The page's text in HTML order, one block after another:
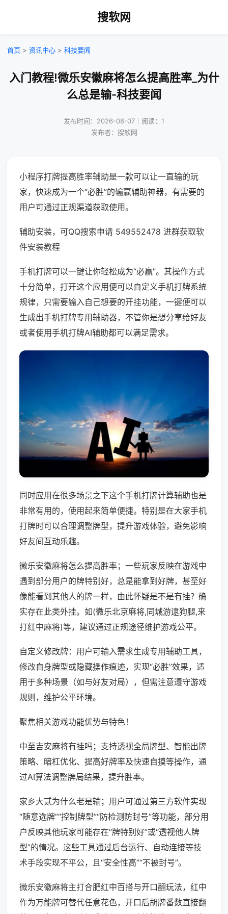
搜软网
首页 > 资讯中心 > 科技要闻
入门教程!微乐安徽麻将怎么提高胜率_为什
么总是输-科技要闻
发布时间：2026-08-07｜阅读：1
发布者：搜软网
小程序打牌提高胜率辅助是一款可以让一直输的玩
家，快速成为一个“必胜”的输赢辅助神器，有需要的
用户可通过正规渠道获取使用。
辅助安装，可QQ搜索申请 549552478 进群获取软
件安装教程
手机打牌可以一键让你轻松成为“必赢”。其操作方式
十分简单，打开这个应用便可以自定义手机打牌系统
规律，只需要输入自己想要的开挂功能，一键便可以
生成出手机打牌专用辅助器，不管你是想分享给好友
或者使用手机打牌AI辅助都可以满足需求。
同时应用在很多场景之下这个手机打牌计算辅助也是
非常有用的，使用起来简单便捷。特别是在大家手机
打牌时可以合理调整牌型，提升游戏体验，避免影响
好友间互动乐趣。
微乐安徽麻将怎么提高胜率；一些玩家反映在游戏中
遇到部分用户的牌特别好，总是能拿到好牌，甚至好
像能看到其他人的牌一样，由此怀疑是不是有挂？确
实存在此类外挂。如(微乐北京麻将,同城游逮狗腿,来
打红中麻将)等，建议通过正规途径维护游戏公平。
自定义修改牌：用户可输入需求生成专用辅助工具，
修改自身牌型或隐藏操作痕迹，实现“必胜”效果，适
用于多种场景（如与好友对局），但需注意遵守游戏
规则，维护公平环境。
聚焦相关游戏功能优势与特色！
中至吉安麻将有挂吗；支持透视全局牌型、智能出牌
策略、暗杠优化、提高好牌率及快速自摸等操作，通
过AI算法调整牌局结果，提升胜率。
家乡大贰为什么老是输；用户可通过第三方软件实现
“随意选牌”“控制牌型”“防检测防封号”等功能，部分用
户反映其他玩家可能存在“牌特别好”或“透视他人牌
型”的情况。这些工具通过后台运行、自动连接等技
术手段实现不平公，且“安全性高”“不被封号”。
微乐安徽麻将主打合肥红中百搭与开口翻玩法，红中
作为万能牌可替代任意花色，开口后胡牌番数直接翻